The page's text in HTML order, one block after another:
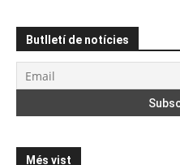
Butlletí de notícies
Més vist